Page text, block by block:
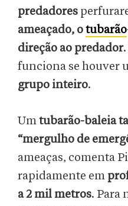
predadores
ameaçado, otubarão
direção ao predador
funciona se houver
grupo inteiro.
Umtubarão-baleia
“mergulho de
ameaças, comenta
rapidamente em
a 2 mil metros. Para